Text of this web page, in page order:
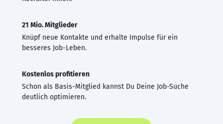
21 Mio. Mitglieder
Knüpf neue Kontakte und erhalte Impulse für ein
besseres Job-Leben.
Kostenlos profitieren
Schon als Basis-Mitglied kannst Du Deine Job-Suche
deutlich optimieren.